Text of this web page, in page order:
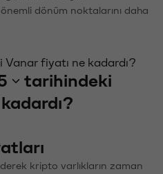
dönüm noktalarını daha
fiyatı ne kadardı?
tarihindeki
kripto varlıkların zaman